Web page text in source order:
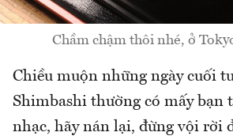
Chầm chậm thôi nhé, ở
Chiều muộn những ngày cuối
Shimbashi thường có mấy bạn
nhạc, hãy nán lại, đừng vội rời